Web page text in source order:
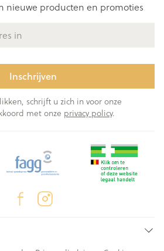
nieuwe producten en promoties
Inschrijven
schrijft u zich in voor onze
met onze privacy policy.